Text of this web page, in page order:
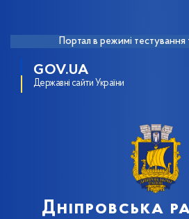
Портал в режимі тестування
GOV.UA
Державні сайти України
Дніпровська